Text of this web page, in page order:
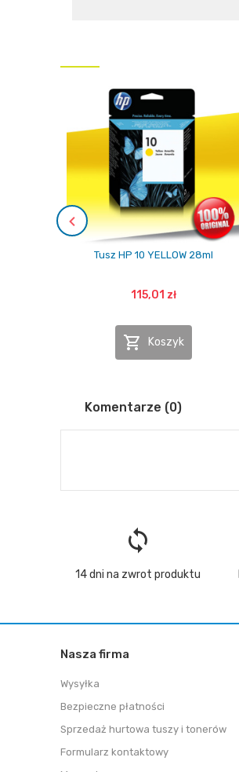
Tusz HP 10 YELLOW 28ml
115,01 zł
 Koszyk
Komentarze (0)
loop
14 dni na zwrot produktu
Nasza firma
Wysyłka
Bezpieczne płatności
Sprzedaż hurtowa tuszy i tonerów
Formularz kontaktowy